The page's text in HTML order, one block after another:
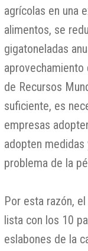
agrícolas en una
alimentos, se
gigatoneladas
de Recursos
suficiente, es
empresas
adopten
problema de la
Por esta razón,
lista con los 10
eslabones de la